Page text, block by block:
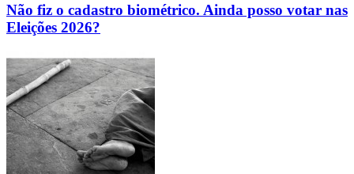
Não fiz o cadastro biométrico. Ainda posso votar nas
Eleições 2026?